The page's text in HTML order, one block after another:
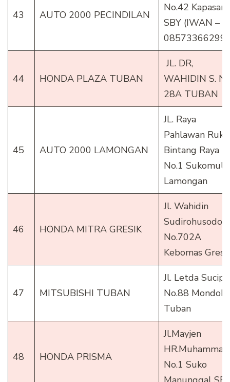
43 AUTO 2000 PECINDILAN
No.42 Kapasari
SBY (IWAN –
44 HONDA PLAZA TUBAN
JL. DR,
WAHIDIN S.
28A TUBAN
45 AUTO 2000 LAMONGAN
JL. Raya
Pahlawan Ruko
Bintang Raya
No.1
Lamongan
46 HONDA MITRA GRESIK
Jl. Wahidin
Sudirohusodo
No.702A
Kebomas
47 MITSUBISHI TUBAN
Jl. Letda
No.88
Tuban
48 HONDA PRISMA
Jl.Mayjen
HR.Muhammad
No.1 Suko